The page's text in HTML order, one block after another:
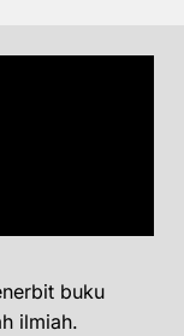
buku
ilmiah.